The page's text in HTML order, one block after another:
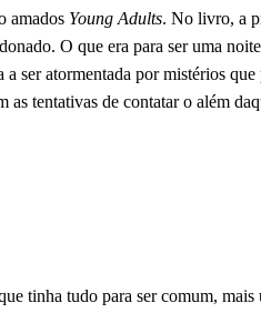
amados Young Adults. No livro, a
O que era para ser uma
ser atormentada por mistérios
tentativas de contatar o além
tinha tudo para ser comum, mais